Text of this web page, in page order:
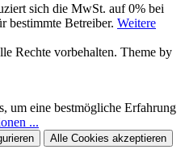
sich die MwSt. auf 0% bei
bestimmte Betreiber. Weitere
Rechte vorbehalten. Theme by
um eine bestmögliche Erfahrung
...
Alle Cookies akzeptieren